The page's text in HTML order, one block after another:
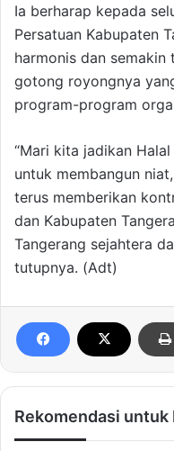
Ia berharap kepada
Persatuan Kabupaten
harmonis dan semakin
gotong royongnya
program-program
“Mari kita jadikan
untuk membangun
terus memberikan
dan Kabupaten
Tangerang sejahtera
tutupnya. (Adt)
Rekomendasi untuk